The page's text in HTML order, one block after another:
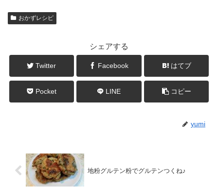
おかずレシピ
シェアする
Twitter Facebook はてブ
Pocket LINE コピー
yumi
地粉グルテン粉でグルテンつくね♪